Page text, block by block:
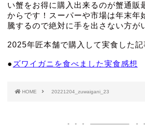
い蟹をお得に購入出来るのが蟹通販
からです！スーパーや市場は年末年
騰するので絶対に手を出さない方が
2025年匠本舗で購入して実食した記
● ズワイガニを食べました実食感想
HOME 20221204_zuwaigani_23